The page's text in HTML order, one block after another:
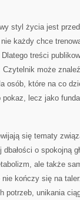
styl życia jest
każdy chce
treści
może
osób, które na co
pokaz, lecz jako
się tematy
o spokojną
ale także
kończy się na
potrzeb, unikania